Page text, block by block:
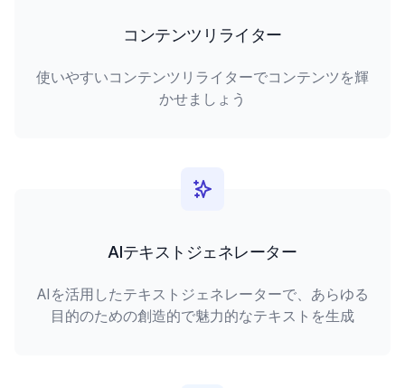
コンテンツリライター
使いやすいコンテンツリライターでコンテンツを輝
かせましょう
AIテキストジェネレーター
AIを活用したテキストジェネレーターで、あらゆる
目的のための創造的で魅力的なテキストを生成